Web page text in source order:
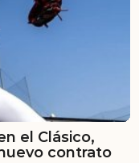
el Clásico,
contrato